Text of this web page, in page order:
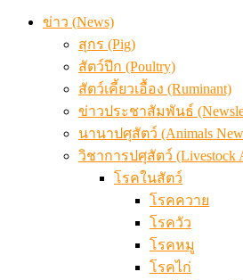
ข่าว (News)
สุกร (Pig)
สัตว์ปีก (Poultry)
สัตว์เคี้ยวเอื้อง (Ruminant)
ข่าวประชาสัมพันธ์
นานาปศุสัตว์ (Animals
วิชาการปศุสัตว์ (Livestock
โรคในสัตว์
โรคควาย
โรควัว
โรคหมู
โรคไก่